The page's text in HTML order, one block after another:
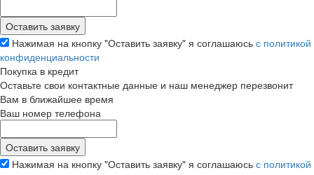
Нажимая на кнопку "Оставить заявку" я соглашаюсь с политикой
конфиденциальности
Покупка в кредит
Оставьте свои контактные данные и наш менеджер перезвонит
Вам в ближайшее время
Ваш номер телефона
Нажимая на кнопку "Оставить заявку" я соглашаюсь с политикой